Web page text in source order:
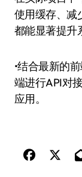
使用缓存、减
都能显著提升
•结合最新的
端进行API对
应用。